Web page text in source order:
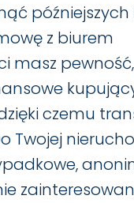
późniejszych
z biurem
masz
czemu
Twojej